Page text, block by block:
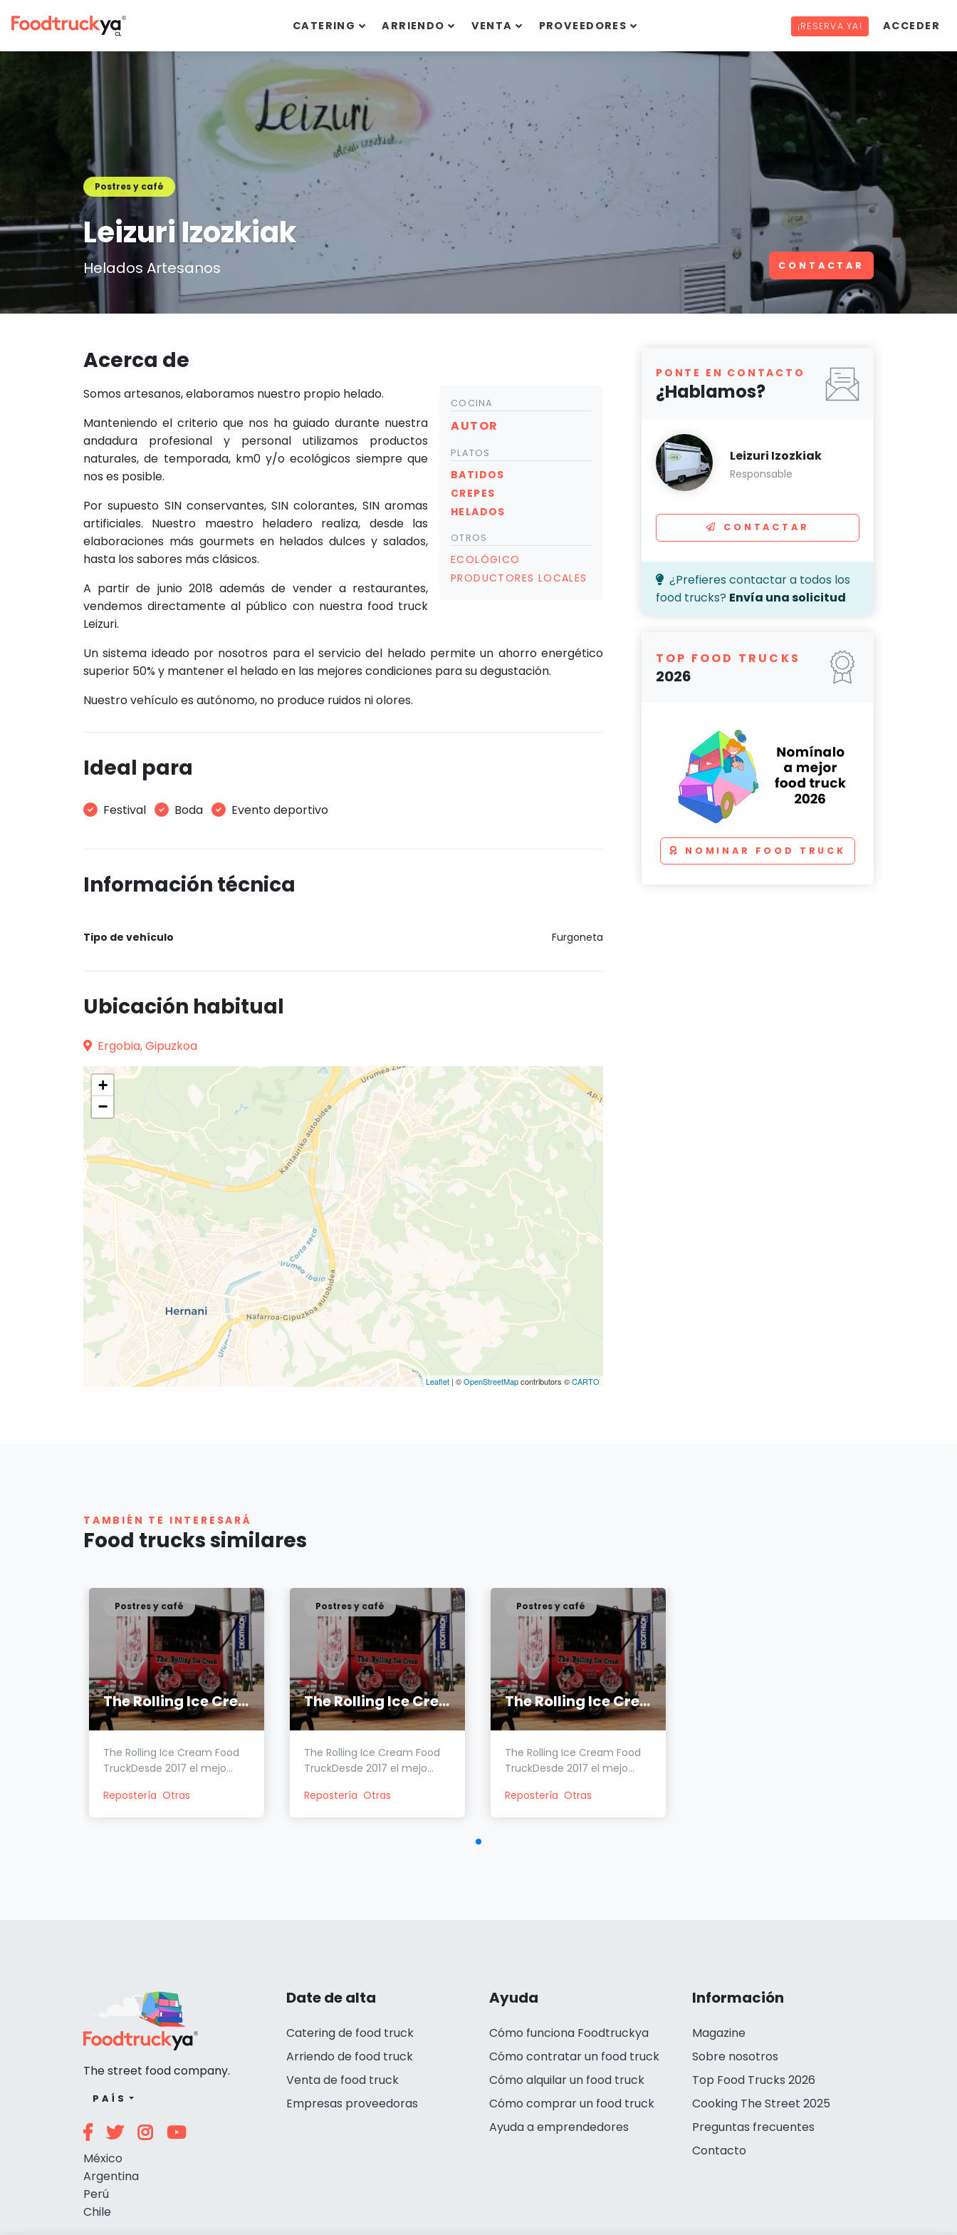
CATERING ARRIENDO VENTA PROVEEDORES ¡RESERVA YA! ACCEDER
Postres y café
Leizuri Izozkiak
Helados Artesanos CONTACTAR
Acerca de
COCINA
AUTOR
PLATOS
BATIDOS
CREPES
HELADOS
OTROS
ECOLÓGICO
PRODUCTORES LOCALES
Somos artesanos, elaboramos nuestro propio helado.
Manteniendo el criterio que nos ha guiado durante nuestra
andadura profesional y personal utilizamos productos
naturales, de temporada, km0 y/o ecológicos siempre que
nos es posible.
Por supuesto SIN conservantes, SIN colorantes, SIN aromas
artificiales. Nuestro maestro heladero realiza, desde las
elaboraciones más gourmets en helados dulces y salados,
hasta los sabores más clásicos.
A partir de junio 2018 además de vender a restaurantes,
vendemos directamente al público con nuestra food truck
Leizuri.
Un sistema ideado por nosotros para el servicio del helado permite un ahorro energético
superior 50% y mantener el helado en las mejores condiciones para su degustación.
Nuestro vehículo es autónomo, no produce ruidos ni olores.
Ideal para
Festival Boda Evento deportivo
Información técnica
Tipo de vehículo Furgoneta
Ubicación habitual
Ergobia, Gipuzkoa
+
−
Leaflet | ©OpenStreetMapcontributors ©CARTO
PONTE EN CONTACTO
¿Hablamos?
Leizuri Izozkiak
Responsable
CONTACTAR
¿Prefieres contactar a todos los
food trucks? Envía una solicitud
TOP FOOD TRUCKS
2026
NOMINAR FOOD TRUCK
TAMBIÉN TE INTERESARÁ
Food trucks similares
The Rolling Ice Cream
Postres y café
The Rolling Ice Cream Food
TruckDesde 2017 el mejo...
Repostería Otras
The Rolling Ice Cream
Postres y café
The Rolling Ice Cream Food
TruckDesde 2017 el mejo...
Repostería Otras
The Rolling Ice Cream
Postres y café
The Rolling Ice Cream Food
TruckDesde 2017 el mejo...
Repostería Otras
Date de alta
Catering de food truck
Arriendo de food truck
Venta de food truck
Empresas proveedoras
Ayuda
Cómo funciona Foodtruckya
Cómo contratar un food truck
Cómo alquilar un food truck
Cómo comprar un food truck
Ayuda a emprendedores
Información
Magazine
Sobre nosotros
Top Food Trucks 2026
Cooking The Street 2025
Preguntas frecuentes
Contacto
The street food company.
PAÍS
México
Argentina
Perú
Chile